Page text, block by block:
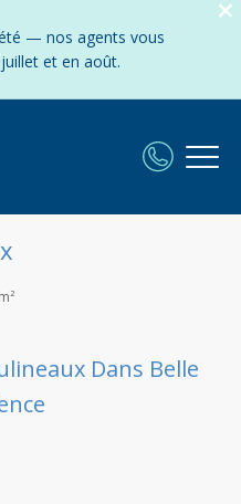
— nos agents vous
et en août.
Dans Belle